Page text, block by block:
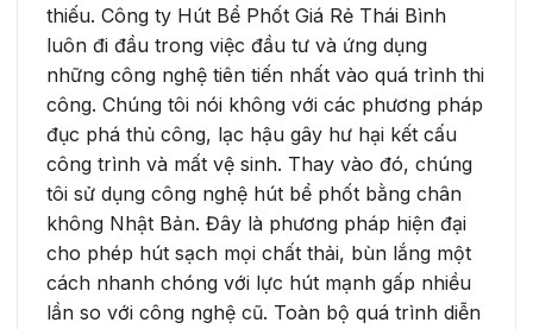
thiếu. Công ty Hút Bể Phốt Giá Rẻ Thái Bình
luôn đi đầu trong việc đầu tư và ứng dụng
những công nghệ tiên tiến nhất vào quá trình thi
công. Chúng tôi nói không với các phương pháp
đục phá thủ công, lạc hậu gây hư hại kết cấu
công trình và mất vệ sinh. Thay vào đó, chúng
tôi sử dụng công nghệ hút bể phốt bằng chân
không Nhật Bản. Đây là phương pháp hiện đại
cho phép hút sạch mọi chất thải, bùn lắng một
cách nhanh chóng với lực hút mạnh gấp nhiều
lần so với công nghệ cũ. Toàn bộ quá trình diễn